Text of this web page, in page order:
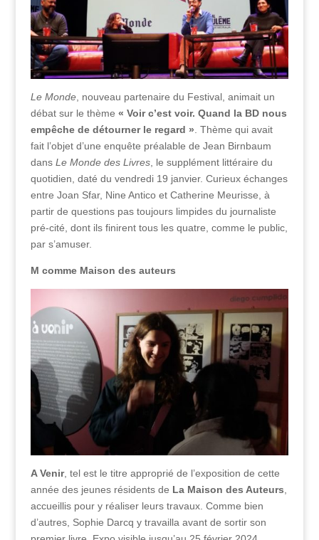
Le Monde, nouveau partenaire du Festival, animait un
débat sur le thème « Voir c’est voir. Quand la BD nous
empêche de détourner le regard » . Thème qui avait
fait l’objet d’une enquête préalable de Jean Birnbaum
dans Le Monde des Livres, le supplément littéraire du
quotidien, daté du vendredi 19 janvier. Curieux échanges
entre Joan Sfar, Nine Antico et Catherine Meurisse, à
partir de questions pas toujours limpides du journaliste
pré-cité, dont ils finirent tous les quatre, comme le public,
par s’amuser.
M comme Maison des auteurs
A Venir, tel est le titre approprié de l’exposition de cette
année des jeunes résidents de La Maison des Auteurs
accueillis pour y réaliser leurs travaux. Comme bien
d’autres, Sophie Darcq y travailla avant de sortir son